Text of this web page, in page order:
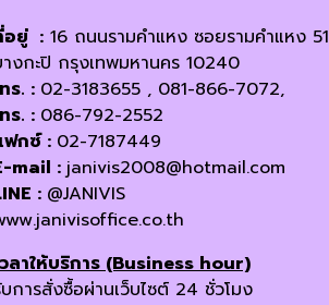
อยู่ : 16 ถนนรามคำแหง ซอยรามคำแหง
งกะปิ กรุงเทพมหานคร 10240
ร. : 02-3183655 , 081-866-7072,
ร. : 086-792-2552
กซ์ : 02-7187449
mail : janivis2008@hotmail.com
: @JANIVIS
ลาให้บริการ (Business hour)
การสั่งซื้อผ่านเว็บไซต์ 24 ชั่วโมง